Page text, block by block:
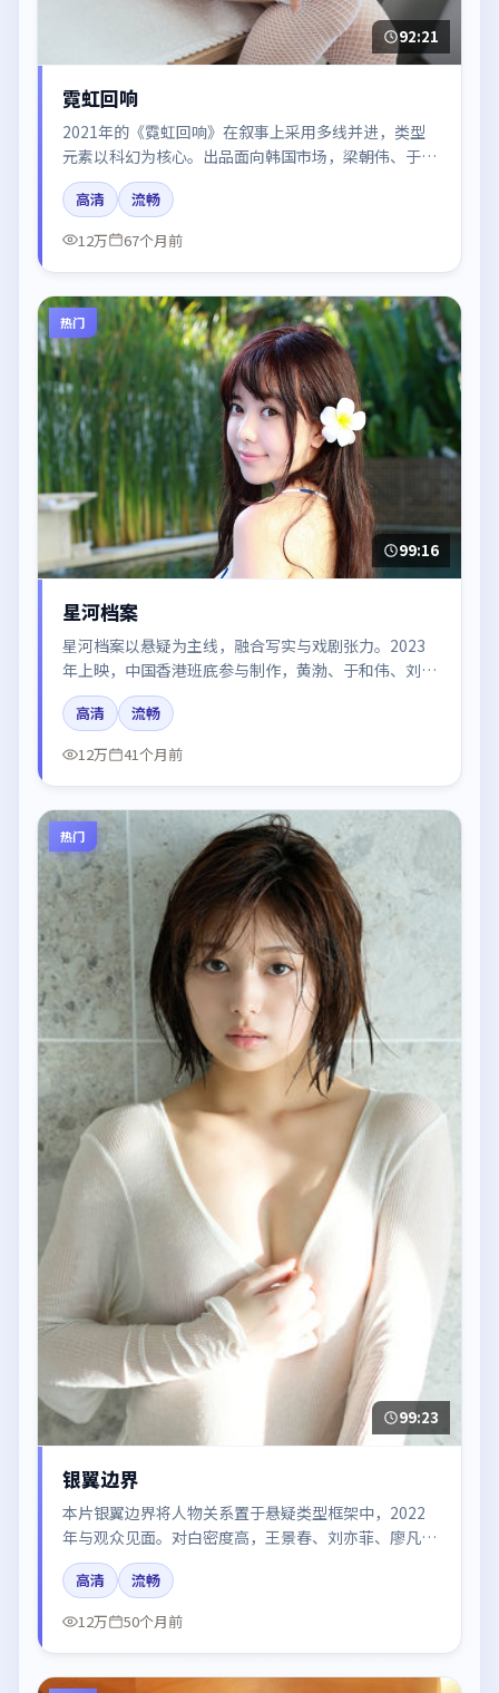
92:21
霓虹回响
2021年的《霓虹回响》在叙事上采用多线并进，类型
元素以科幻为核心。出品面向韩国市场，梁朝伟、于和
伟、肖战、胡歌所饰角色推动关键反转，结尾留白引发
讨论。
高清
流畅
12万
67个月前
热门
99:16
星河档案
星河档案以悬疑为主线，融合写实与戏剧张力。2023
年上映，中国香港班底参与制作，黄渤、于和伟、刘亦
菲、章子怡、段奕宏在片中呈现细腻表演，影像风格统
一，配乐与剪辑强化了情绪曲线。
高清
流畅
12万
41个月前
热门
99:23
银翼边界
本片银翼边界将人物关系置于悬疑类型框架中，2022
年与观众见面。对白密度高，王景春、刘亦菲、廖凡、
于和伟、木村拓哉的台词节奏值得关注；整体气质偏法
国都市与冷色调摄影。
高清
流畅
12万
50个月前